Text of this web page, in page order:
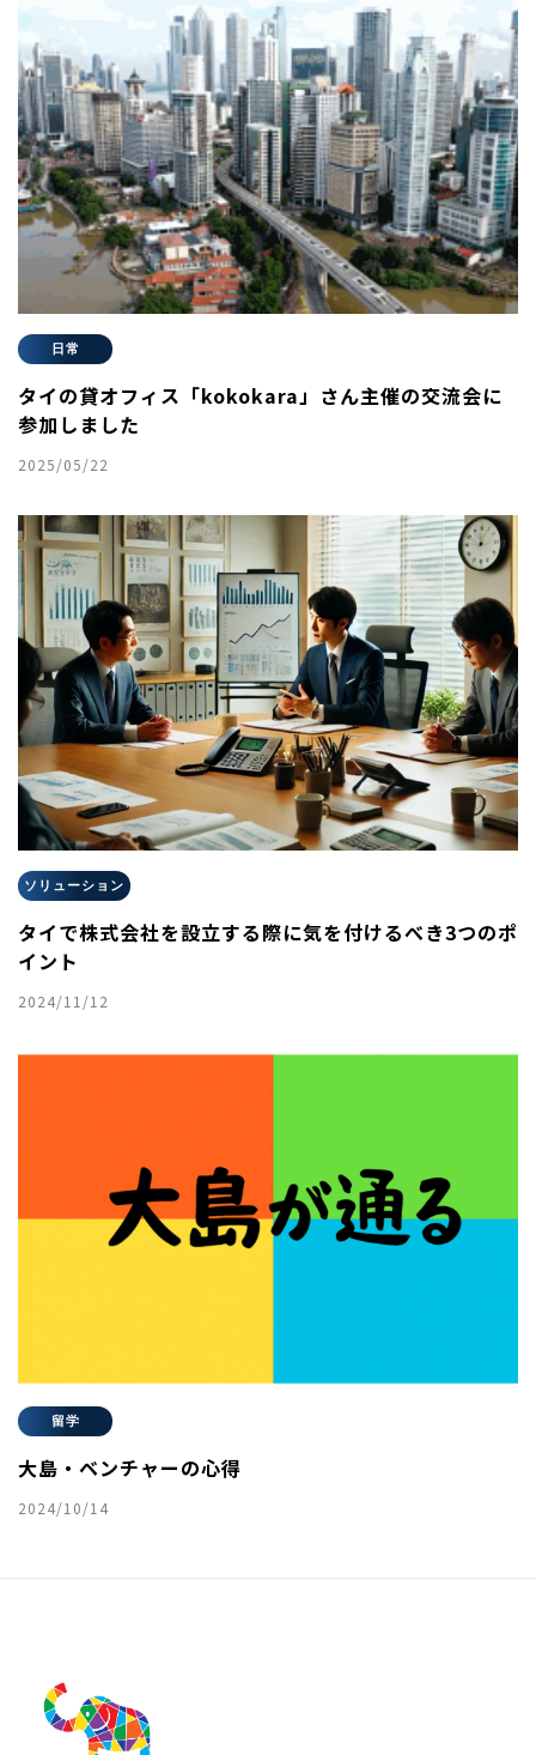
日常
タイの貸オフィス「kokokara」さん主催の交流会に
参加しました
2025/05/22
ソリューション
タイで株式会社を設立する際に気を付けるべき3つのポ
イント
2024/11/12
留学
大島・ベンチャーの心得
2024/10/14